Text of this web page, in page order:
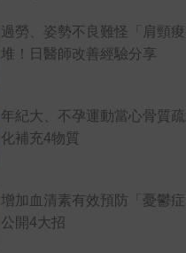
過勞、姿勢不良難怪「肩頸
堆！日醫師改善經驗分享
年紀大、不孕運動當心骨質
化補充4物質
增加血清素有效預防「憂鬱
公開4大招